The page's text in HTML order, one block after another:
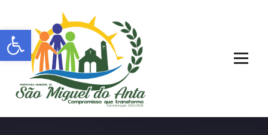
Barra de Ferramentas Aberta
o
conteúdo